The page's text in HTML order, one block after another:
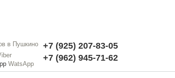
+7 (925) 207-83-05
+7 (962) 945-71-62
WatsApp